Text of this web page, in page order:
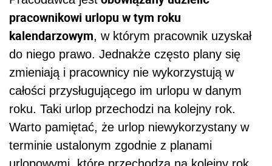
pracownikowi urlopu w tym roku
kalendarzowym, w którym pracownik uzyskał
do niego prawo. Jednakże często plany się
zmieniają i pracownicy nie wykorzystują w
całości przysługującego im urlopu w danym
roku. Taki urlop przechodzi na kolejny rok.
Warto pamiętać, że urlop niewykorzystany w
terminie ustalonym zgodnie z planami